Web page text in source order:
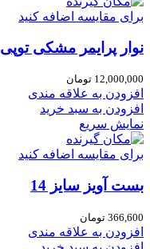
برای مقایسه اضافه کنید
نوار پرایمر مشکی توپی
12,000,000 تومان
افزودن به علاقه مندی
افزودن به سبد خرید
نمایش سریع
برای مقایسه اضافه کنید
بست آویز سایز 14
366,600 تومان
افزودن به علاقه مندی